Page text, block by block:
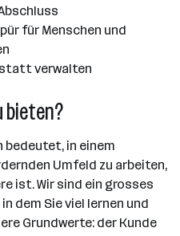
für Menschen und
verwalten
bieten?
bedeutet, in einem
Umfeld zu arbeiten,
ist. Wir sind ein grosses
dem Sie viel lernen und
Grundwerte: der Kunde